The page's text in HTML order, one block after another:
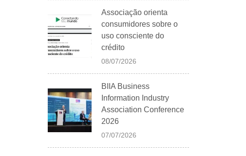
Associação orienta
consumidores sobre o
uso consciente do
crédito
08/07/2026
BIIA Business
Information Industry
Association Conference
2026
07/07/2026